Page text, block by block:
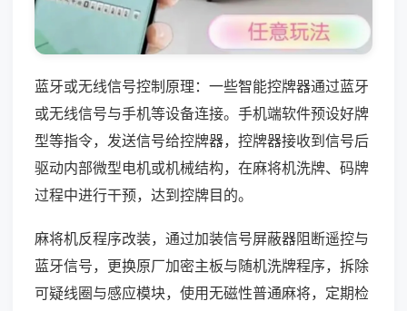
蓝牙或无线信号控制原理：一些智能控牌器通过蓝牙
或无线信号与手机等设备连接。手机端软件预设好牌
型等指令，发送信号给控牌器，控牌器接收到信号后
驱动内部微型电机或机械结构，在麻将机洗牌、码牌
过程中进行干预，达到控牌目的。
麻将机反程序改装，通过加装信号屏蔽器阻断遥控与
蓝牙信号，更换原厂加密主板与随机洗牌程序，拆除
可疑线圈与感应模块，使用无磁性普通麻将，定期检